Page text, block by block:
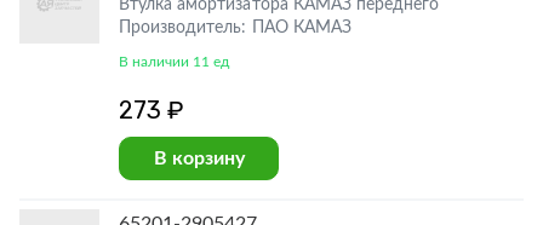
Втулка амортизатора КАМАЗ переднего
Производитель: ПАО КАМАЗ
В наличии 11 ед
273 ₽
В корзину